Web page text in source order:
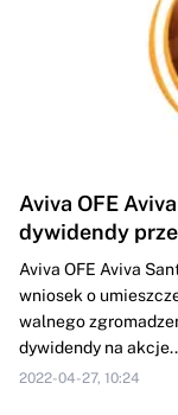
Aviva OFE
dywidendy
Aviva OFE Aviva
wniosek o
walnego
dywidendy na
2022-04-27, 10:24